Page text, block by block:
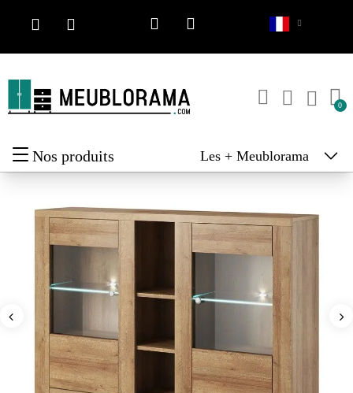
Nos produits Les + Meublorama